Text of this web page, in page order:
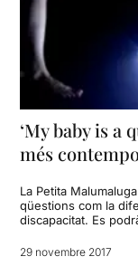
‘My baby is a
més
La Petita
qüestions com la
discapacitat. Es
29 novembre 2017